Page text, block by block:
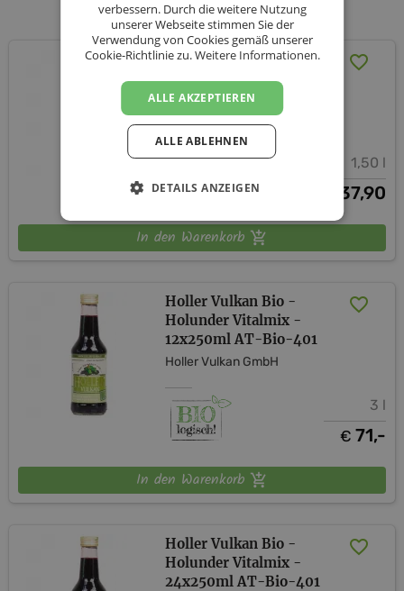
Unsere Produkte
Holler Vulkan Bio -
Holunder Vitalmix -
6x250ml AT-Bio-401
Holler Vulkan GmbH
1,50 l
37,90
In den Warenkorb
Holler Vulkan Bio -
Holunder Vitalmix -
12x250ml AT-Bio-401
Holler Vulkan GmbH
3 l
€ 71,-
In den Warenkorb
Holler Vulkan Bio -
Holunder Vitalmix -
24x250ml AT-Bio-401
verbessern. Durch die weitere Nutzung
unserer Webseite stimmen Sie der
Verwendung von Cookies gemäß unserer
Cookie-Richtlinie zu.Weitere Informationen.
ALLE AKZEPTIEREN
ALLE ABLEHNEN
DETAILS ANZEIGEN